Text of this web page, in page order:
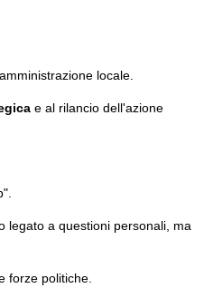
locale.
e al rilancio dell'azione
legato a questioni personali, ma
forze politiche.